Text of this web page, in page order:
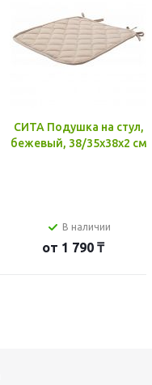
СИТА Подушка на стул,
бежевый, 38/35x38x2 см
В наличии
от 1 790 ₸